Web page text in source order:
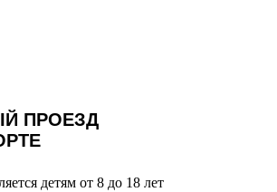
ПРОЕЗД
детям от 8 до 18 лет